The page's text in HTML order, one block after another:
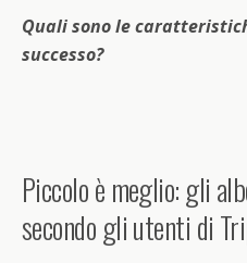
Quali sono le
successo?
Piccolo è meglio: gli
secondo gli utenti di